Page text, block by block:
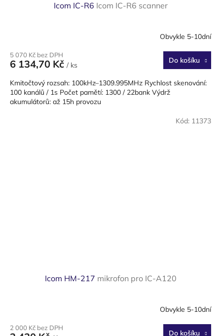
Icom IC-R6 Icom IC-R6 scanner
Obvykle 5-10dní
5 070 Kč bez DPH
6 134,70 Kč / ks
Do košíku
Kmitočtový rozsah: 100kHz–1309.995MHz Rychlost skenování:
100 kanálů / 1s Počet pamětí: 1300 / 22bank Výdrž
akumulátorů: až 15h provozu
Icom HM-217 mikrofon pro IC-A120
Obvykle 5-10dní
2 000 Kč bez DPH
Do košíku
Kód: 11373